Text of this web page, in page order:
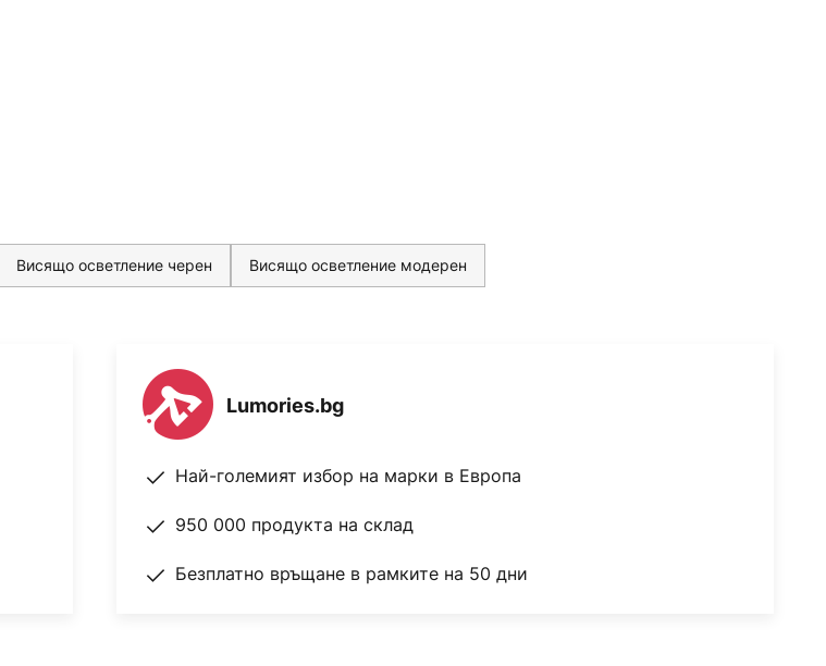
Висящо осветление черен Висящо осветление модерен
Lumories.bg
Най-големият избор на марки в Европа
950 000 продукта на склад
Безплатно връщане в рамките на 50 дни